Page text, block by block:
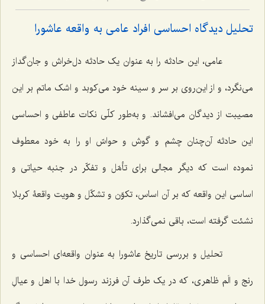
تحلیل دیدگاه احساسی افراد عامی به واقعه عاشورا
عامی، این حادثه را به عنوان یک حادثه دل‌خراش و جان‌گداز
می‌نگرد، و از این‌روی بر سر و سینه خود می‌کوبد و اشک ماتم بر این
مصیبت از دیدگان می‌افشاند. و به‌طور کلّی نکات عاطفی و احساسی
این حادثه آن‌چنان چشم و گوش و حواسّ او را به خود معطوف
نموده است که دیگر مجالی برای تأمّل و تفکّر در جنبه حیاتی و
اساسی این واقعه که بر آن اساس، تکوّن و تشکّل و هویت واقعۀ کربلا
نشئت گرفته است، باقی نمی‌گذارد.
تحلیل و بررسی تاریخ عاشورا به عنوان واقعه‌ای احساسی و
رنج و الَم ظاهری، که در یک طرف آن فرزند رسول خدا با اهل و عیالِ